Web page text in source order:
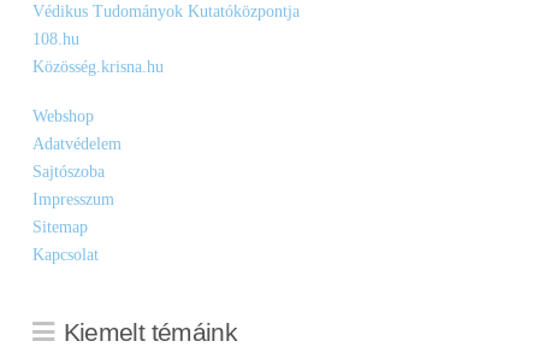
Védikus Tudományok Kutatóközpontja
108.hu
Közösség.krisna.hu
Webshop
Adatvédelem
Sajtószoba
Impresszum
Sitemap
Kapcsolat
Kiemelt témáink